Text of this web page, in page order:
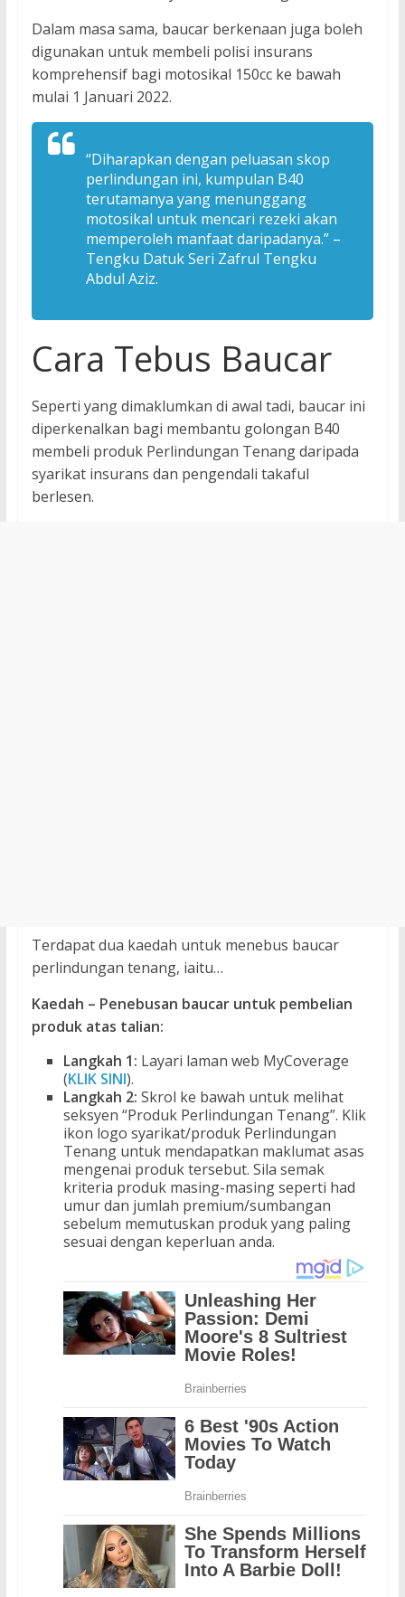
Dalam masa sama, baucar berkenaan juga boleh
digunakan untuk membeli polisi insurans
komprehensif bagi motosikal 150cc ke bawah
mulai 1 Januari 2022.
“Diharapkan dengan peluasan skop
perlindungan ini, kumpulan B40
terutamanya yang menunggang
motosikal untuk mencari rezeki akan
memperoleh manfaat daripadanya.” –
Tengku Datuk Seri Zafrul Tengku
Abdul Aziz.
Cara Tebus Baucar
Seperti yang dimaklumkan di awal tadi, baucar ini
diperkenalkan bagi membantu golongan B40
membeli produk Perlindungan Tenang daripada
syarikat insurans dan pengendali takaful
berlesen.
Terdapat dua kaedah untuk menebus baucar
perlindungan tenang, iaitu…
Kaedah – Penebusan baucar untuk pembelian
produk atas talian:
Langkah 1: Layari laman web MyCoverage
(KLIK SINI).
Langkah 2: Skrol ke bawah untuk melihat
seksyen “Produk Perlindungan Tenang”. Klik
ikon logo syarikat/produk Perlindungan
Tenang untuk mendapatkan maklumat asas
mengenai produk tersebut. Sila semak
kriteria produk masing-masing seperti had
umur dan jumlah premium/sumbangan
sebelum memutuskan produk yang paling
sesuai dengan keperluan anda.